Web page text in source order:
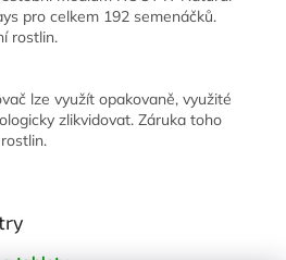
pro celkem 192 semenáčků.
rostlin.
lze využít opakovaně, využité
zlikvidovat. Záruka toho